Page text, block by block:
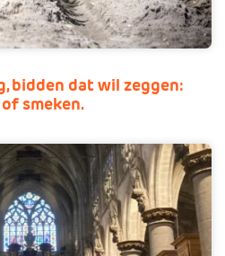
bidden dat wil zeggen:
smeken.